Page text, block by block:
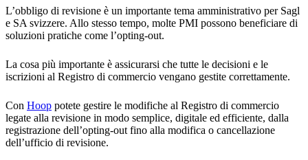
L’obbligo di revisione è un importante tema amministrativo per Sagl
e SA svizzere. Allo stesso tempo, molte PMI possono beneficiare di
soluzioni pratiche come l’opting-out.
La cosa più importante è assicurarsi che tutte le decisioni e le
iscrizioni al Registro di commercio vengano gestite correttamente.
Con Hoop potete gestire le modifiche al Registro di commercio
legate alla revisione in modo semplice, digitale ed efficiente, dalla
registrazione dell’opting-out fino alla modifica o cancellazione
dell’ufficio di revisione.